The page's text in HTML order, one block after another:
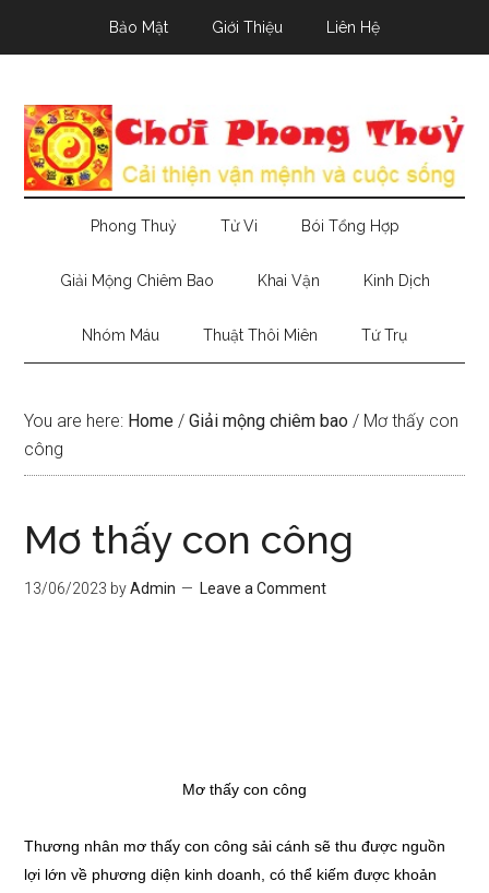
Bảo Mật Giới Thiệu Liên Hệ
Phong Thuỷ Tử Vi Bói Tổng Hợp
Giải Mộng Chiêm Bao Khai Vận Kinh Dịch
Nhóm Máu Thuật Thôi Miên Tứ Trụ
You are here: Home / Giải mộng chiêm bao / Mơ thấy con
công
Mơ thấy con công
13/06/2023 byAdmin Leave a Comment
Mơ thấy con công
Thương nhân mơ thấy con công sải cánh sẽ thu được nguồn
lợi lớn về phương diện kinh doanh, có thể kiếm được khoản